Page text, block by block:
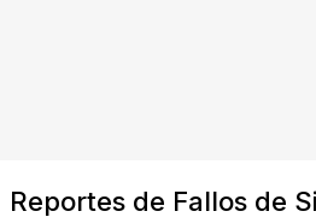
Reportes de Fallos de